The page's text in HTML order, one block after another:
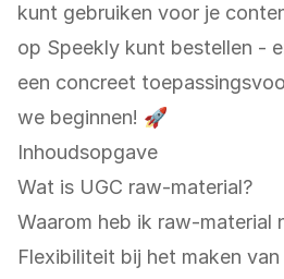
kunt gebruiken voor je
op Speekly kunt bestellen -
een concreet
we beginnen! 🚀
Inhoudsopgave
Wat is UGC raw-material?
Waarom heb ik raw-material
Flexibiliteit bij het maken